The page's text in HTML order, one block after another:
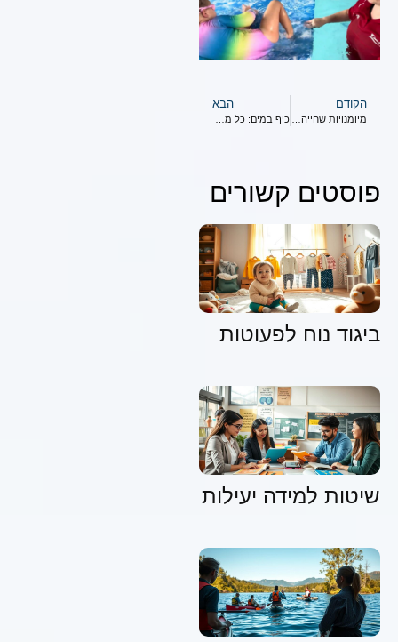
הקודם
מיומנויות שחייה לילדים בני 3
הבא
כיף במים: כל מה שצריך לדעת על שיעורי שחייה לתינוקות
פוסטים קשורים
ביגוד נוח לפעוטות
שיטות למידה יעילות